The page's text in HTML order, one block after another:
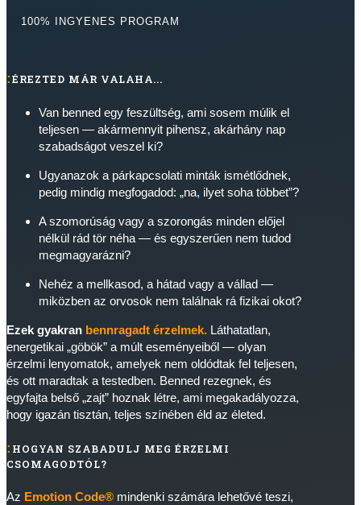
100% INGYENES PROGRAM
ÉREZTED MÁR VALAHA...
Van benned egy feszültség, ami sosem múlik el
teljesen — akármennyit pihensz, akárhány nap
szabadságot veszel ki?
Ugyanazok a párkapcsolati minták ismétlődnek,
pedig mindig megfogadod: „na, ilyet soha többet”?
A szomorúság vagy a szorongás minden előjel
nélkül rád tör néha — és egyszerűen nem tudod
megmagyarázni?
Nehéz a mellkasod, a hátad vagy a vállad —
miközben az orvosok nem találnak rá fizikai okot?
Ezek gyakran bennragadt érzelmek. Láthatatlan,
energetikai „göbök” a múlt eseményeiből — olyan
érzelmi lenyomatok, amelyek nem oldódtak fel teljesen,
és ott maradtak a testedben. Benned rezegnek, és
egyfajta belső „zajt” hoznak létre, ami megakadályozza,
hogy igazán tisztán, teljes színében éld az életed.
HOGYAN SZABADULJ MEG ÉRZELMI
CSOMAGODTÓL?
Az Emotion Code® mindenki számára lehetővé teszi,